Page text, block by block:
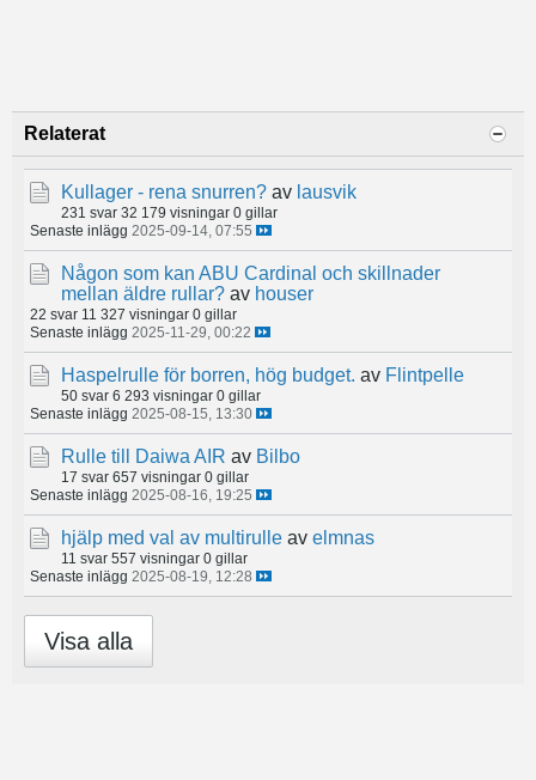
Relaterat
Kullager - rena snurren? av lausvik
231 svar 32 179 visningar 0 gillar
Senaste inlägg 2025-09-14, 07:55
Någon som kan ABU Cardinal och skillnader
mellan äldre rullar? av houser
22 svar 11 327 visningar 0 gillar
Senaste inlägg 2025-11-29, 00:22
Haspelrulle för borren, hög budget. av Flintpelle
50 svar 6 293 visningar 0 gillar
Senaste inlägg 2025-08-15, 13:30
Rulle till Daiwa AIR av Bilbo
17 svar 657 visningar 0 gillar
Senaste inlägg 2025-08-16, 19:25
hjälp med val av multirulle av elmnas
11 svar 557 visningar 0 gillar
Senaste inlägg 2025-08-19, 12:28
Visa alla